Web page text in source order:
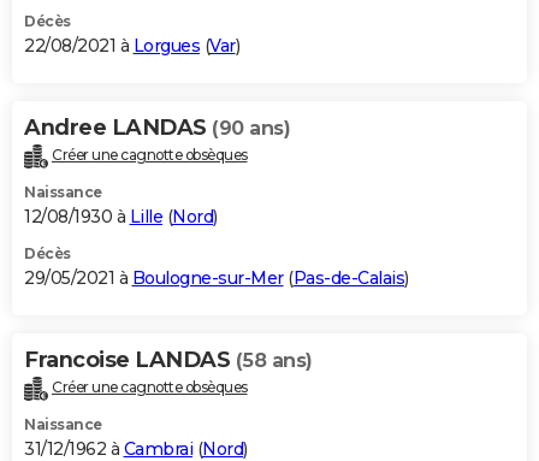
Décès
22/08/2021 à Lorgues (Var)
Andree LANDAS (90 ans)
Créer une cagnotte obsèques
Naissance
12/08/1930 à Lille (Nord)
Décès
29/05/2021 à Boulogne-sur-Mer(Pas-de-Calais)
Francoise LANDAS (58 ans)
Créer une cagnotte obsèques
Naissance
31/12/1962 à Cambrai (Nord)